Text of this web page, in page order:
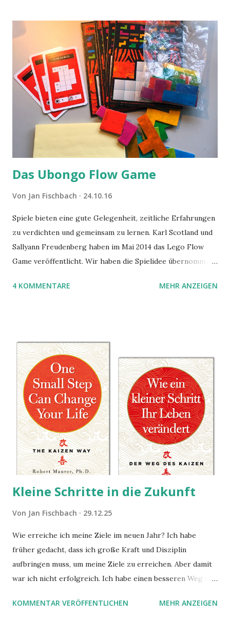
Das Ubongo Flow Game
Von Jan Fischbach 24.10.16
Spiele bieten eine gute Gelegenheit, zeitliche Erfahrungen
zu verdichten und gemeinsam zu lernen. Karl Scotland und
Sallyann Freudenberg haben im Mai 2014 das Lego Flow
Game veröffentlicht. Wir haben die Spielidee übernommen,
benutzen wir Material aus Grzegorz Rejchtmans Ubongo-
4 KOMMENTARE MEHR ANZEIGEN
Kleine Schritte in die Zukunft
Von Jan Fischbach 29.12.25
Wie erreiche ich meine Ziele im neuen Jahr? Ich habe
früher gedacht, dass ich große Kraft und Disziplin
aufbringen muss, um meine Ziele zu erreichen. Aber damit
war ich nicht erfolgreich. Ich habe einen besseren Weg in
möchte. Darin habe ich zwei gute Begründungen gefunden,
KOMMENTAR VERÖFFENTLICHEN MEHR ANZEIGEN